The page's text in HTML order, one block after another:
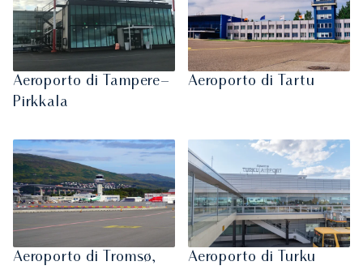
Aeroporto di Tampere–
Pirkkala
Aeroporto di Tartu
Aeroporto di Tromsø,
Aeroporto di Turku